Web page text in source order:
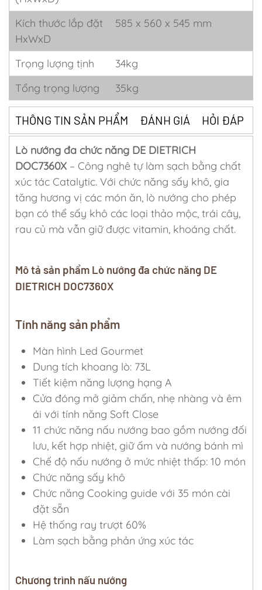
Kích thước lắp đặt
HxWxD
585 x 560 x 545 mm
Trọng lượng tịnh
34kg
Tổng trọng lượng
35kg
THÔNG TIN SẢN PHẨM ĐÁNH GIÁ HỎI ĐÁP
Lò nướng đa chức năng DE DIETRICH
DOC7360X – Công nghê tự làm sạch bằng chất
xúc tác Catalytic. Với chức năng sấy khô, gia
tăng hương vị các món ăn, lò nướng cho phép
bạn có thể sấy khô các loại thảo mộc, trái cây,
rau củ mà vẫn giữ được vitamin, khoáng chất.
Mô tả sản phẩm Lò nướng đa chức năng DE
DIETRICH DOC7360X
Tính năng sản phẩm
Màn hình Led Gourmet
Dung tích khoang lò: 73L
Tiết kiệm năng lượng hạng A
Cửa đóng mở giảm chấn, nhẹ nhàng và êm
ái với tính năng Soft Close
11 chức năng nấu nướng bao gồm nướng đối
lưu, kết hợp nhiệt, giữ ấm và nướng bánh mì
Chế độ nấu nướng ở mức nhiệt thấp: 10 món
Chức năng sấy khô
Chức năng Cooking guide với 35 món cài
đặt sẵn
Hệ thống ray trượt 60%
Làm sạch bằng phản ứng xúc tác
Chương trình nấu nướng